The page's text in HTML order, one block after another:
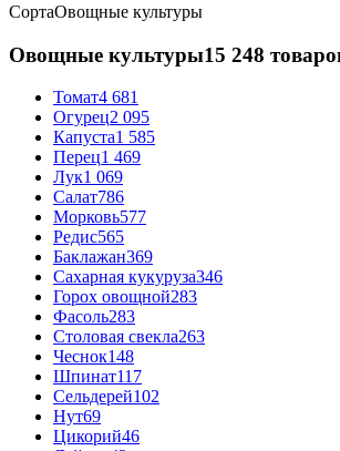
СортаОвощные культуры
Овощные культуры15 248
Томат4 681
Огурец2 095
Капуста1 585
Перец1 469
Лук1 069
Салат786
Морковь577
Редис565
Баклажан369
Сахарная кукуруза346
Горох овощной283
Фасоль283
Столовая свекла263
Чеснок148
Шпинат117
Сельдерей102
Нут69
Цикорий46